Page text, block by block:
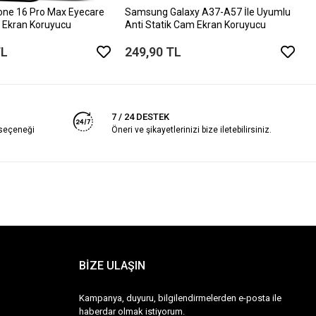
16 Pro Max Eyecare
Ekran Koruyucu
Samsung Galaxy A37-A57 İle Uyumlu
Anti Statik Cam Ekran Koruyucu
249,90 TL
7 / 24 DESTEK
Öneri ve şikayetlerinizi bize iletebilirsiniz.
BİZE ULAŞIN
Kampanya, duyuru, bilgilendirmelerden e-posta ile
haberdar olmak istiyorum.